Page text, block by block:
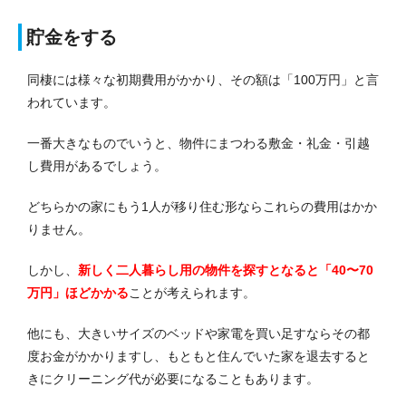
貯金をする
同棲には様々な初期費用がかかり、その額は「100万円」と言
われています。
一番大きなものでいうと、物件にまつわる敷金・礼金・引越
し費用があるでしょう。
どちらかの家にもう1人が移り住む形ならこれらの費用はかか
りません。
しかし、 新しく二人暮らし用の物件を探すとなると「40〜70
万円」ほどかかることが考えられます。
他にも、大きいサイズのベッドや家電を買い足すならその都
度お金がかかりますし、もともと住んでいた家を退去すると
きにクリーニング代が必要になることもあります。